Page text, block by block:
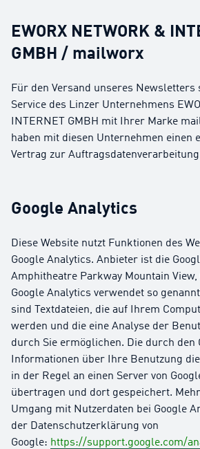
EWORX NETWORK &
GMBH / mailworx
Für den Versand unseres Newsletters
Service des Linzer Unternehmens
INTERNET GMBH mit Ihrer Marke
haben mit diesen Unternehmen einen
Vertrag zur
Google Analytics
Diese Website nutzt Funktionen des
Google Analytics. Anbieter ist die
Amphitheatre Parkway Mountain View,
Google Analytics verwendet so
sind Textdateien, die auf Ihrem
werden und die eine Analyse der
durch Sie ermöglichen. Die durch den
Informationen über Ihre Benutzung
in der Regel an einen Server von
übertragen und dort gespeichert.
Umgang mit Nutzerdaten bei Google
der Datenschutzerklärung von
Google: https://support.google.com/